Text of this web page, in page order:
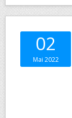
02
Mai 2022